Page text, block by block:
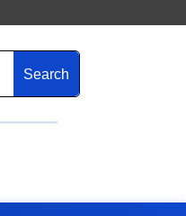
Search